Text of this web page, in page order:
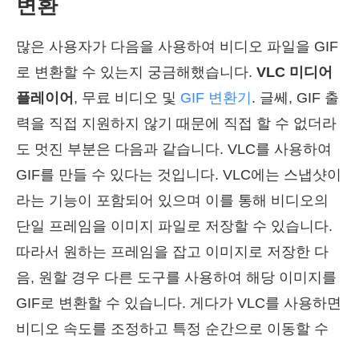
변환
많은 사용자가 다음을 사용하여 비디오 파일을 GIF
로 변환할 수 있는지 궁금해했습니다. VLC 미디어
플레이어 , 무료 비디오 및 GIF 변환기 . 글쎄, GIF 출
력을 직접 지원하지 않기 때문에 직접 할 수 없더라
도 멋진 부분은 다음과 같습니다. VLC를 사용하여
GIF를 만들 수 있다는 것입니다. VLC에는 스냅샷이
라는 기능이 포함되어 있으며 이를 통해 비디오의
단일 프레임을 이미지 파일로 저장할 수 있습니다.
따라서 원하는 프레임을 잡고 이미지로 저장한 다
음, 원할 경우 다른 도구를 사용하여 해당 이미지를
GIF로 변환할 수 있습니다. 게다가 VLC를 사용하면
비디오 속도를 조정하고 특정 순간으로 이동할 수